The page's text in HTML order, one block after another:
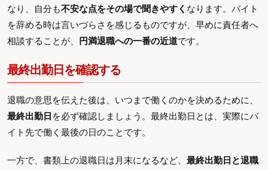
なり、自分も不安な点をその場で聞きやすく なります。バイト
を辞める時は言いづらさを感じるものですが、早めに責任者へ
相談することが、 円満退職への一番の近道です。
最終出勤日を確認する
退職の意思を伝えた後は、いつまで働くのかを決めるために、
最終出勤日 を必ず確認しましょう。最終出勤日とは、実際にバ
イト先で働く最後の日のことです。
一方で、書類上の退職日は月末になるなど、 最終出勤日と退職